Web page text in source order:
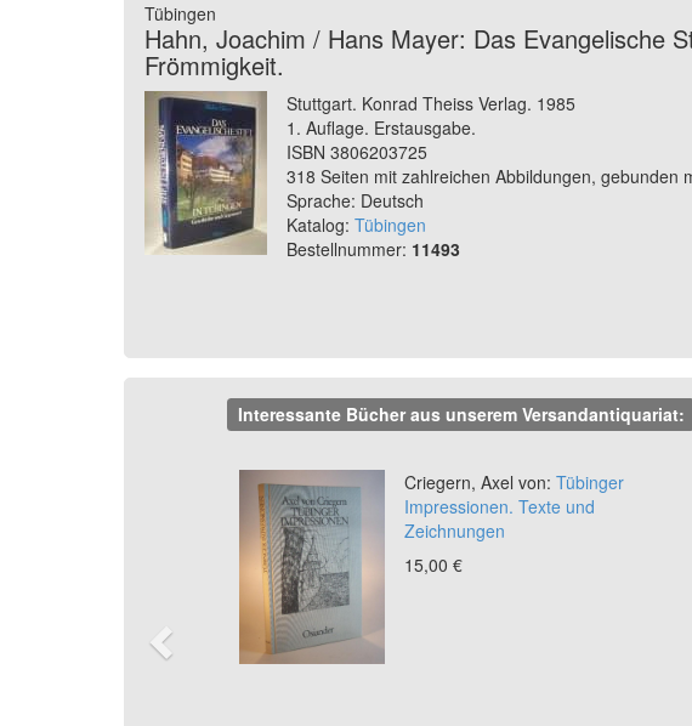
Tübingen
Hahn, Joachim / Hans Mayer: Das Evangelische
Frömmigkeit.
Stuttgart. Konrad Theiss Verlag. 1985
1. Auflage. Erstausgabe.
ISBN 3806203725
318 Seiten mit zahlreichen Abbildungen,
Sprache: Deutsch
Katalog: Tübingen
Bestellnummer: 11493
Interessante Bücher aus unserem Versandantiquariat:
Criegern, Axel von: Tübinger
Impressionen. Texte und
Zeichnungen
15,00 €
Previous